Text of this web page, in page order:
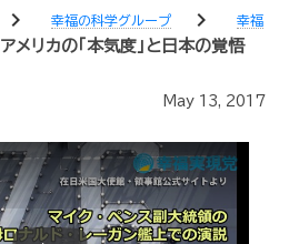
chevron_right 幸福の科学グループ chevron_right
幸福
アメリカの「本気度」と日本の覚悟
May 13, 2017